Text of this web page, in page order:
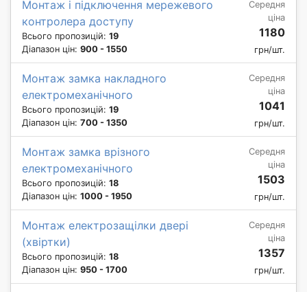
Монтаж і підключення мережевого
контролера доступу
Всього пропозицій: 19
Діапазон цін: 900 - 1550
Середня
ціна
1180
грн/шт.
Монтаж замка накладного
електромеханічного
Всього пропозицій: 19
Діапазон цін: 700 - 1350
Середня
ціна
1041
грн/шт.
Монтаж замка врізного
електромеханічного
Всього пропозицій: 18
Діапазон цін: 1000 - 1950
Середня
ціна
1503
грн/шт.
Монтаж електрозащілки двері
(хвіртки)
Всього пропозицій: 18
Діапазон цін: 950 - 1700
Середня
ціна
1357
грн/шт.